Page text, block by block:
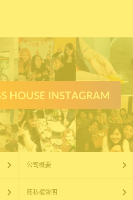
公司概要
隱私權聲明